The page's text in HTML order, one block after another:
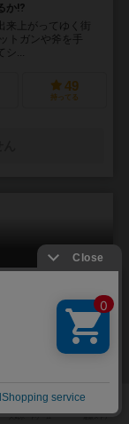
か⁉︎
上がってゆく街
トガンや斧を手
シ...
49
持ってる